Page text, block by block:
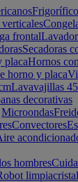
frontal
Secadoras
placaHornos
horno y placa
Lavavajillas
decorativas
Microondas
Convectores
hombres